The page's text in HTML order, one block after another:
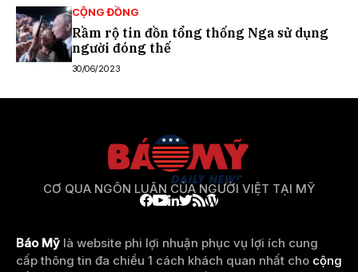
CỘNG ĐỒNG
Rầm rộ tin đồn tổng thống Nga sử dụng
người đóng thế
30/06/2023
CƠ QUA NGÔN LUẬN CỦA NGƯỜI VIỆT TẠI MỸ
Báo Mỹ là website phi lợi nhuận phục vụ lợi ích cung
cấp thông tin đa chiều 1 cách khách quan nhất cho cộng